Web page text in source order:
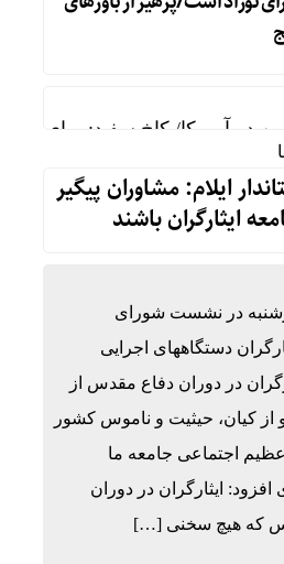
در آمریکا/ کاخ سفید: برای
عالی سیاسی یمن به
شیر مادر برترین تغذیه برای
در گرما؛ واکنش طبیعی بدن
از ریزش به رکوردشکنی تغییر
ایلام: مشاوران پیگیر
ایثارگران باشند
در نشست شورای
دستگاههای اجرایی
در دوران دفاع مقدس از
از کیان، حیثیت و ناموس کشور
اجتماعی جامعه ما
ایثارگران در دوران
که هیچ سخنی […]